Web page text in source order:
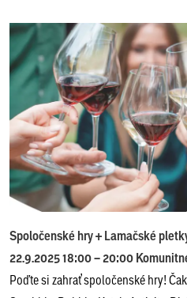
Spoločenské hry + Lamačské
22.9.2025 18:00 – 20:00
Poďte si zahrať spoločenské hry!